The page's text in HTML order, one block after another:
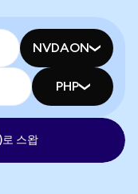
NVDAON
PHP
스왑